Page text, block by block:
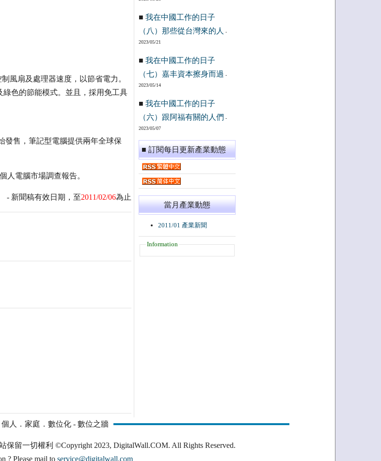
風扇及處理器速度，以節省電力。
色的節能模式。並且，採用免工具
發售，筆記型電腦提供兩年全球保
人電腦市場調查報告。
- 新聞稿有效日期，至2011/02/06為止
■ 我在中國工作的日子
（八）那些從台灣來的人
-
2023/05/21
■ 我在中國工作的日子
（七）嘉丰資本擦身而過 -
2023/05/14
■ 我在中國工作的日子
（六）跟阿福有關的人們 -
2023/05/07
■ 訂閱每日更新產業動態
當月產業動態
2011/01 產業新聞
Information
個人．家庭．數位化 - 數位之牆
留一切權利 ©Copyright 2023, DigitalWall.COM. All Rights Reserved.
? Please mail to service@digitalwall.com